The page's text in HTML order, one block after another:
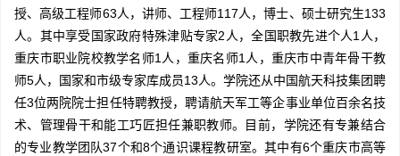
授、高级工程师63人，讲师、工程师117人，博士、硕士研究生133
人。其中享受国家政府特殊津贴专家2人，全国职教先进个人1人，
重庆市职业院校教学名师1人，重庆名师1人，重庆市中青年骨干教
师5人，国家和市级专家库成员13人。学院还从中国航天科技集团聘
任3位两院院士担任特聘教授，聘请航天军工等企事业单位百余名技
术、管理骨干和能工巧匠担任兼职教师。目前，学院还有专兼结合
的专业教学团队37个和8个通识课程教研室。其中有6个重庆市高等